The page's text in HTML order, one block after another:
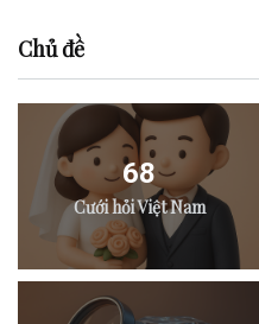
Chủ đề
68
Cưới hỏi Việt Nam